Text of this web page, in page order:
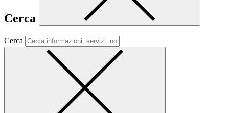
Cerca
Cerca